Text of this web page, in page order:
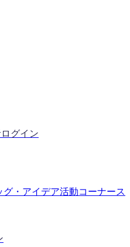
グイン
グ・アイデア活動コーナース